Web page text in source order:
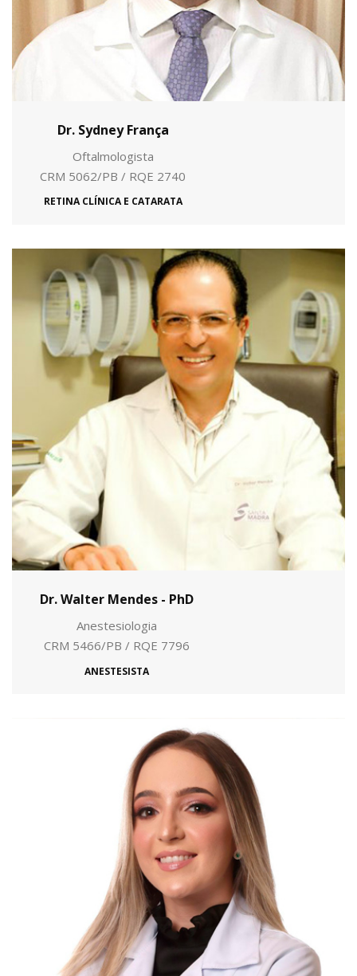
Dr. Sydney França
Oftalmologista
CRM 5062/PB / RQE 2740
RETINA CLÍNICA E CATARATA
Dr. Walter Mendes - PhD
Anestesiologia
CRM 5466/PB / RQE 7796
ANESTESISTA